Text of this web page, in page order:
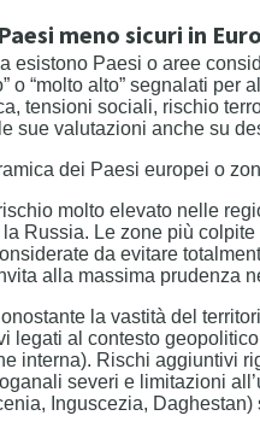
meno sicuri in
esistono Paesi o aree
o “molto alto” segnalati
tensioni sociali, rischio
sue valutazioni anche su
dei Paesi europei o
molto elevato nelle
Russia. Le zone più
da evitare
alla massima prudenza
la vastità del
legati al contesto
interna). Rischi aggiuntivi
severi e limitazioni
Inguscezia,